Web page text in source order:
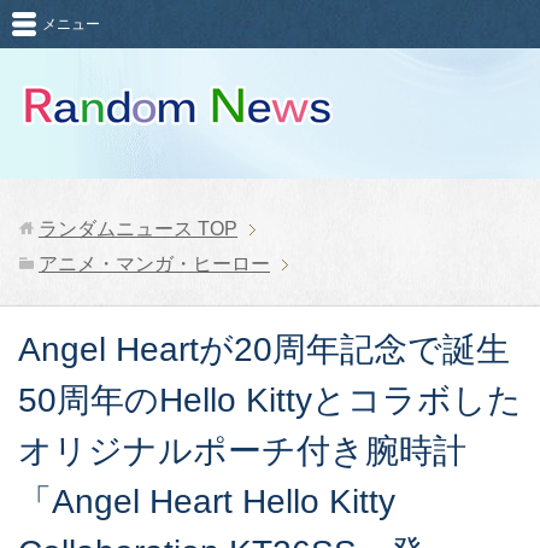
メニュー
ランダムニュース TOP
アニメ・マンガ・ヒーロー
Angel Heartが20周年記念で誕生
50周年のHello Kittyとコラボした
オリジナルポーチ付き腕時計
「Angel Heart Hello Kitty